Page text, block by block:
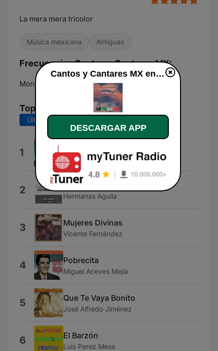
La mera mera tricolor
Música mexicana Antiguas
Frecuencias Cantos y Cantares MX:
Monterrey:
Top Canciones
Últimos 7 días
1 Miguel Aceves Mejia
2 Rival
Hermanas Aguila
3 Mujeres Divínas
Vicente Fernández
4 Pobrecita
Miguel Aceves Mejia
5 Que Te Vaya Bonito
José Alfredo Jiménez
6 El Barzón
Luis Perez Mesa
Cantos y Cantares MX en vivo
DESCARGAR APP